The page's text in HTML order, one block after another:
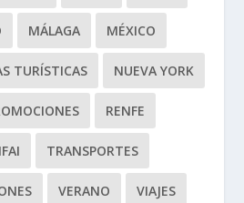
MÁLAGA MÉXICO
TURÍSTICAS NUEVA YORK
RENFE
TRANSPORTES
VERANO VIAJES